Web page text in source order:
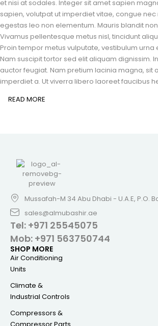
et nisi at sodales. Integer sit amet sapien
sapien, volutpat ut imperdiet vitae, congue
egestas leo non elementum. Mauris blandit
Vivamus pellentesque metus nisl, tincidunt
Proin tempor metus vulputate, vestibulum urna
Nam suscipit tortor sed elit aliquam dignissim.
auctor feugiat. Nam pretium lacinia magna, sit
imperdiet a. Ut viverra libero laoreet faucibus
READ MORE
Mussafah-M 34 Abu Dhabi - U.A.E, P.O.
sales@almubashir.ae
Tel: +971 25545075
Mob: +971 563750744
SHOP MORE
Air Conditioning
Units
Climate &
Industrial Controls
Compressors &